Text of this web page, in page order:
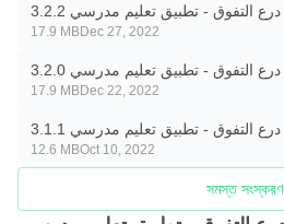
درع التفوق - تطبيق تعليم مدرسي 3.2.2
17.9 MBDec 27, 2022
درع التفوق - تطبيق تعليم مدرسي 3.2.0
17.9 MBDec 22, 2022
درع التفوق - تطبيق تعليم مدرسي 3.1.1
12.6 MBOct 10, 2022
সমস্ত সংস্করণ